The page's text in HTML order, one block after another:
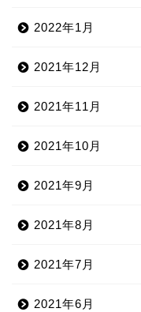
2022年1月
2021年12月
2021年11月
2021年10月
2021年9月
2021年8月
2021年7月
2021年6月